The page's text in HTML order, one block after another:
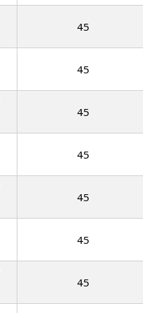
45
45
45
45
45
45
45